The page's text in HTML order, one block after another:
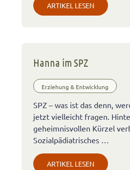
ARTIKEL LESEN
Hanna im SPZ
Erziehung & Entwicklung
SPZ – was ist das denn,
jetzt vielleicht fragen.
geheimnisvollen Kürzel
Sozialpädiatrisches …
ARTIKEL LESEN